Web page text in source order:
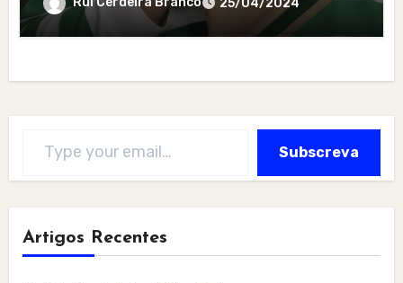
25/04/2024
Subscreva
Artigos Recentes